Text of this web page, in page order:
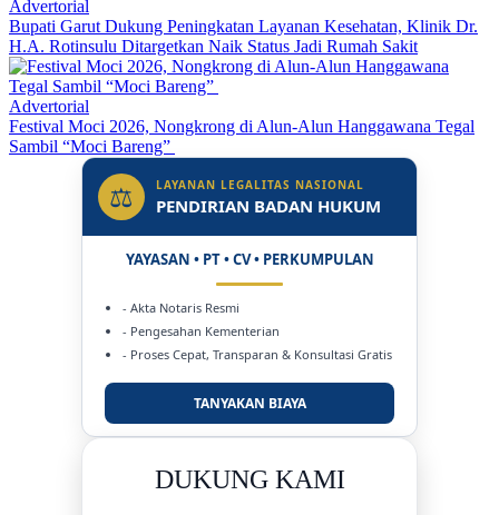
Advertorial
Bupati Garut Dukung Peningkatan Layanan Kesehatan, Klinik Dr.
H.A. Rotinsulu Ditargetkan Naik Status Jadi Rumah Sakit
Advertorial
Festival Moci 2026, Nongkrong di Alun-Alun Hanggawana Tegal
Sambil “Moci Bareng”
⚖ LAYANAN LEGALITAS NASIONAL
PENDIRIAN BADAN HUKUM
YAYASAN • PT • CV • PERKUMPULAN
- Akta Notaris Resmi
- Pengesahan Kementerian
- Proses Cepat, Transparan & Konsultasi Gratis
TANYAKAN BIAYA
DUKUNG KAMI